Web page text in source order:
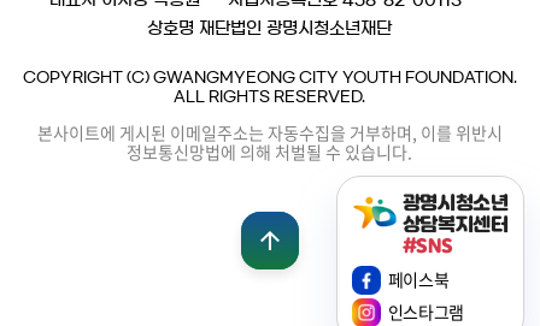
광명시청소년
상담복지센터
#SNS
페이스북
인스타그램
상호명 재단법인 광명시청소년재단
COPYRIGHT (C) GWANGMYEONG CITY YOUTH FOUNDATION.
ALL RIGHTS RESERVED.
본사이트에 게시된 이메일주소는 자동수집을 거부하며, 이를 위반시
정보통신망법에 의해 처벌될 수 있습니다.